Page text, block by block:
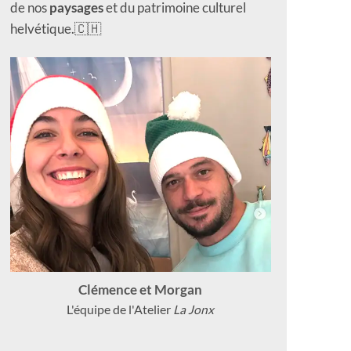
de nospaysageset du patrimoine culturel
helvétique.🇨🇭
Clémence et Morgan
L'équipe de l'Atelier La Jonx